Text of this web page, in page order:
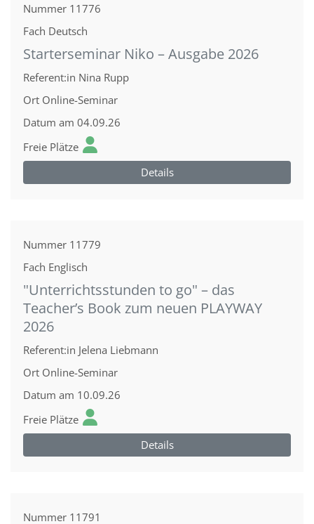
Nummer 11776
Fach Deutsch
Starterseminar Niko – Ausgabe 2026
Referent:in Nina Rupp
Ort Online-Seminar
Datum am 04.09.26
Freie Plätze
Details
Nummer 11779
Fach Englisch
"Unterrichtsstunden to go" – das
Teacher’s Book zum neuen PLAYWAY
2026
Referent:in Jelena Liebmann
Ort Online-Seminar
Datum am 10.09.26
Freie Plätze
Details
Nummer 11791